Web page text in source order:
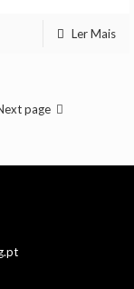
Ler Mais
page